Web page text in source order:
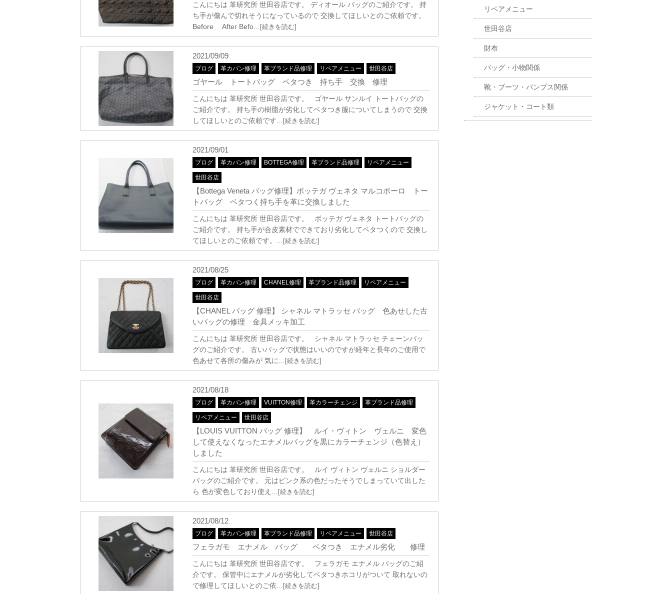
こんにちは 革研究所 世田谷店です。 ディオール バッグのご紹介です。 持
ち手が傷んで切れそうになっているので 交換してほしいとのご依頼です。
Before After Befo…[続きを読む]
2021/09/09
ブログ 革カバン修理 革ブランド品修理 リペアメニュー 世田谷店
ゴヤール トートバッグ ベタつき 持ち手 交換 修理
こんにちは 革研究所 世田谷店です。 ゴヤール サンルイ トートバッグの
ご紹介です。 持ち手の樹脂が劣化してベタつき服についてしまうので 交換
してほしいとのご依頼です…[続きを読む]
2021/09/01
ブログ 革カバン修理 BOTTEGA修理 革ブランド品修理 リペアメニュー
世田谷店
【Bottega Veneta バッグ修理】ボッテガ ヴェネタ マルコポーロ トー
トバッグ ベタつく持ち手を革に交換しました
こんにちは 革研究所 世田谷店です。 ボッテガ ヴェネタ トートバッグの
ご紹介です。 持ち手が合皮素材でできており劣化してベタつくので 交換し
てほしいとのご依頼です。 …[続きを読む]
2021/08/25
ブログ 革カバン修理 CHANEL修理 革ブランド品修理 リペアメニュー
世田谷店
【CHANEL バッグ 修理】 シャネル マトラッセ バッグ 色あせした古
いバッグの修理 金具メッキ加工
こんにちは 革研究所 世田谷店です。 シャネル マトラッセ チェーンバッ
グのご紹介です。 古いバッグで状態はいいのですが経年と長年のご使用で
色あせて各所の傷みが 気に …[続きを読む]
2021/08/18
ブログ 革カバン修理 VUITTON修理 革カラーチェンジ 革ブランド品修理
リペアメニュー 世田谷店
【LOUIS VUITTON バッグ 修理】 ルイ・ヴィトン ヴェルニ 変色
して使えなくなったエナメルバッグを黒にカラーチェンジ（色替え）
しました
こんにちは 革研究所 世田谷店です。 ルイ ヴィトン ヴェルニ ショルダー
バッグのご紹介です。 元はピンク系の色だったそうでしまっていて出した
ら 色が変色しており使え …[続きを読む]
2021/08/12
ブログ 革カバン修理 革ブランド品修理 リペアメニュー 世田谷店
フェラガモ エナメル バッグ ベタつき エナメル劣化 修理
こんにちは 革研究所 世田谷店です。 フェラガモ エナメル バッグのご紹
介です。 保管中にエナメルが劣化してベタつきホコリがついて 取れないの
で修理してほしいとのご依…[続きを読む]
リペアメニュー
世田谷店
財布
バッグ・小物関係
靴・ブーツ・パンプス関係
ジャケット・コート類